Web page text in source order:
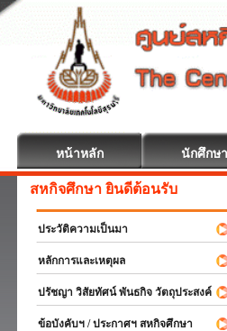
หน้าหลัก นักศึกษา
สหกิจศึกษา ยินดีต้อนรับ
ประวัติความเป็นมา
หลักการและเหตุผล
ปรัชญา วิสัยทัศน์ พันธกิจ วัตถุประสงค์
ข้อบังคับฯ / ประกาศฯ สหกิจศึกษา